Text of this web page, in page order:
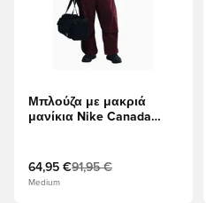
Μπλούζα με μακριά
μανίκια Nike Canada
64,95 €91,95 €
Medium